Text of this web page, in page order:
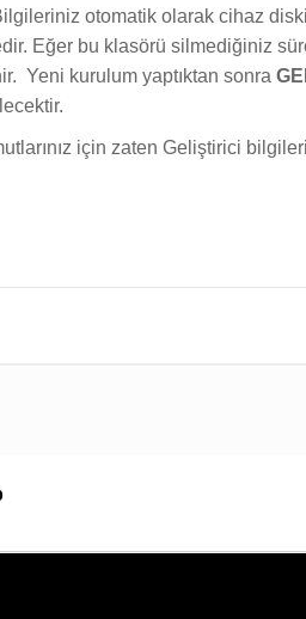
otomatik olarak cihaz
Eğer bu klasörü silmediğiniz
Yeni kurulum yaptıktan sonra
için zaten Geliştirici